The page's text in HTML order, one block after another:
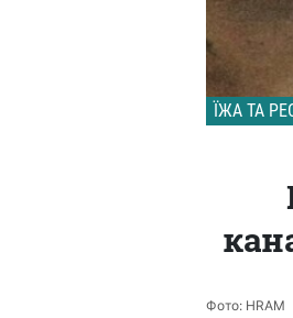
ЇЖА ТА
Фото: HRAM